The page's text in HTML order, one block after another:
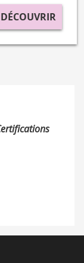
DÉCOUVRIR